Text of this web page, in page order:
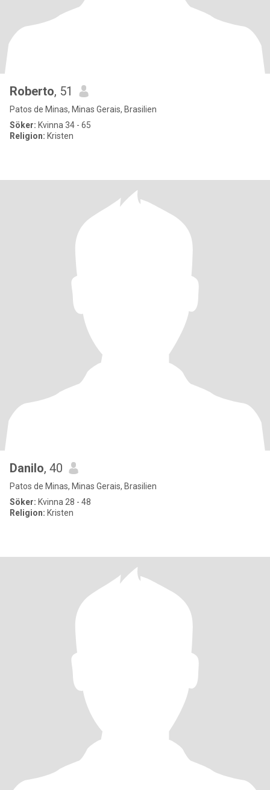
Roberto, 51
Patos de Minas, Minas Gerais, Brasilien
Söker: Kvinna 34 - 65
Religion: Kristen
Danilo, 40
Patos de Minas, Minas Gerais, Brasilien
Söker: Kvinna 28 - 48
Religion: Kristen